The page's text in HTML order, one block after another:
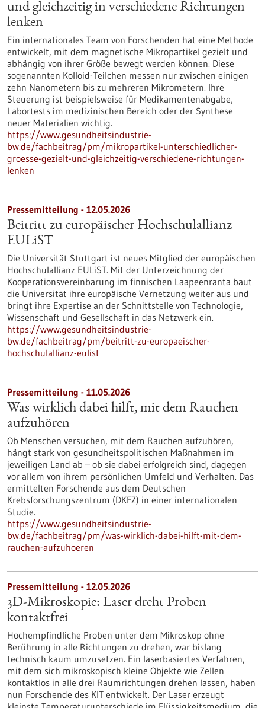
und gleichzeitig in verschiedene Richtungen
lenken
Ein internationales Team von Forschenden hat eine Methode
entwickelt, mit dem magnetische Mikropartikel gezielt und
abhängig von ihrer Größe bewegt werden können. Diese
sogenannten Kolloid-Teilchen messen nur zwischen einigen
zehn Nanometern bis zu mehreren Mikrometern. Ihre
Steuerung ist beispielsweise für Medikamentenabgabe,
Labortests im medizinischen Bereich oder der Synthese
neuer Materialien wichtig.
https://www.gesundheitsindustrie-
bw.de/fachbeitrag/pm/mikropartikel-unterschiedlicher-
groesse-gezielt-und-gleichzeitig-verschiedene-richtungen-
lenken
Pressemitteilung - 12.05.2026
Beitritt zu europäischer Hochschulallianz
EULiST
Die Universität Stuttgart ist neues Mitglied der europäischen
Hochschulallianz EULiST. Mit der Unterzeichnung der
Kooperationsvereinbarung im finnischen Laapeenranta baut
die Universität ihre europäische Vernetzung weiter aus und
bringt ihre Expertise an der Schnittstelle von Technologie,
Wissenschaft und Gesellschaft in das Netzwerk ein.
https://www.gesundheitsindustrie-
bw.de/fachbeitrag/pm/beitritt-zu-europaeischer-
hochschulallianz-eulist
Pressemitteilung - 11.05.2026
Was wirklich dabei hilft, mit dem Rauchen
aufzuhören
Ob Menschen versuchen, mit dem Rauchen aufzuhören,
hängt stark von gesundheitspolitischen Maßnahmen im
jeweiligen Land ab – ob sie dabei erfolgreich sind, dagegen
vor allem von ihrem persönlichen Umfeld und Verhalten. Das
ermittelten Forschende aus dem Deutschen
Krebsforschungszentrum (DKFZ) in einer internationalen
Studie.
https://www.gesundheitsindustrie-
bw.de/fachbeitrag/pm/was-wirklich-dabei-hilft-mit-dem-
rauchen-aufzuhoeren
Pressemitteilung - 12.05.2026
3D-Mikroskopie: Laser dreht Proben
kontaktfrei
Hochempfindliche Proben unter dem Mikroskop ohne
Berührung in alle Richtungen zu drehen, war bislang
technisch kaum umzusetzen. Ein laserbasiertes Verfahren,
mit dem sich mikroskopisch kleine Objekte wie Zellen
kontaktlos in alle drei Raumrichtungen drehen lassen, haben
nun Forschende des KIT entwickelt. Der Laser erzeugt